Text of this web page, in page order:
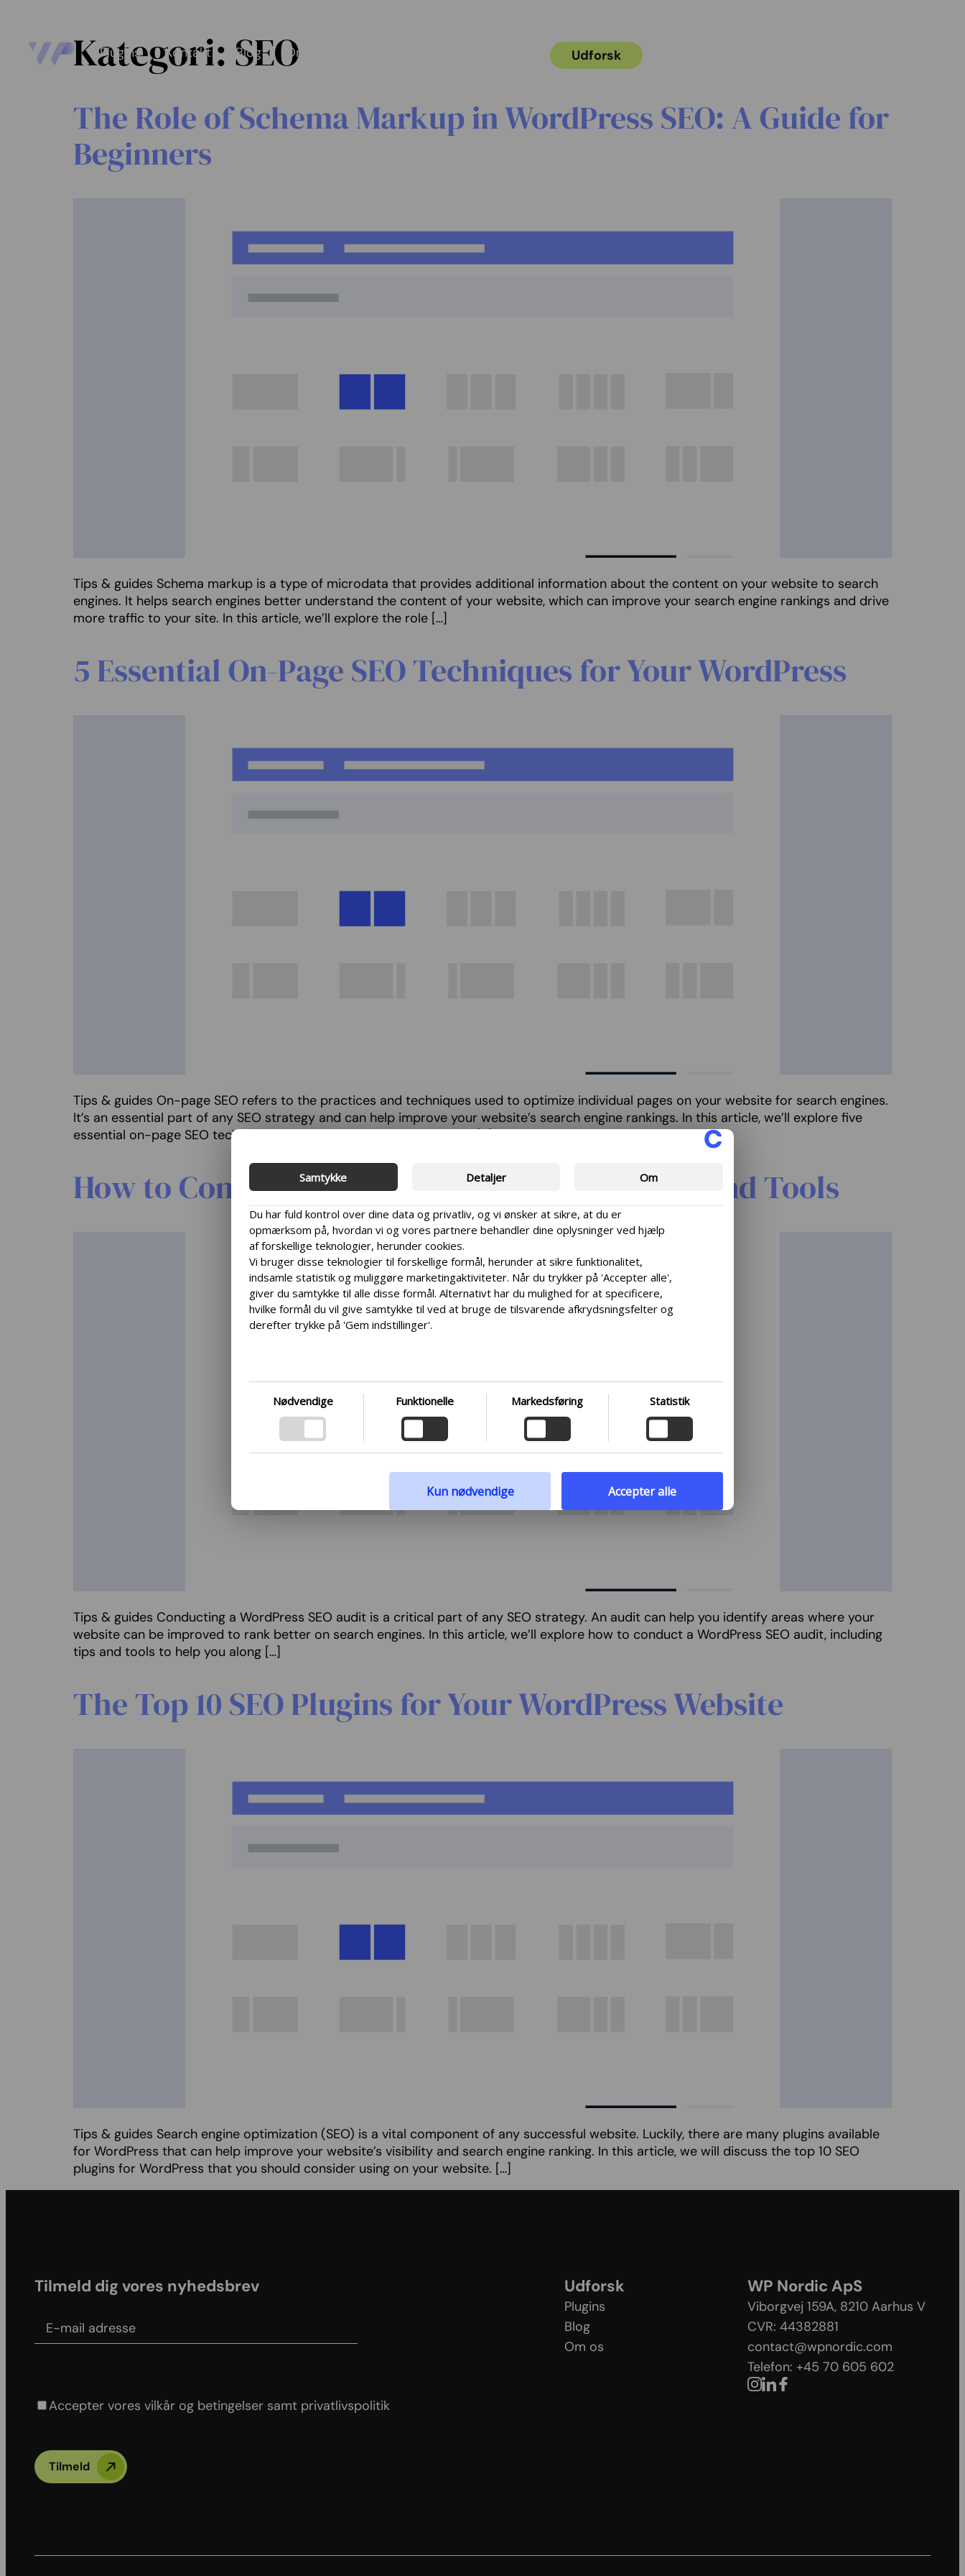
Plugins Kontakt Blog Om os Udforsk
Kategori: SEO
The Role of Schema Markup in WordPress SEO: A Guide for
Beginners
Tips & guides Schema markup is a type of microdata that provides additional information about the content on your website to search
engines. It helps search engines better understand the content of your website, which can improve your search engine rankings and drive
more traffic to your site. In this article, we’ll explore the role […]
5 Essential On-Page SEO Techniques for Your WordPress
Tips & guides On-page SEO refers to the practices and techniques used to optimize individual pages on your website for search engines.
It’s an essential part of any SEO strategy and can help improve your website’s search engine rankings. In this article, we’ll explore five
essential on-page SEO techniques for your WordPress site. What is […]
How to Conduct a WordPress SEO Audit: Tips and Tools
Tips & guides Conducting a WordPress SEO audit is a critical part of any SEO strategy. An audit can help you identify areas where your
website can be improved to rank better on search engines. In this article, we’ll explore how to conduct a WordPress SEO audit, including
tips and tools to help you along […]
The Top 10 SEO Plugins for Your WordPress Website
Tips & guides Search engine optimization (SEO) is a vital component of any successful website. Luckily, there are many plugins available
for WordPress that can help improve your website’s visibility and search engine ranking. In this article, we will discuss the top 10 SEO
plugins for WordPress that you should consider using on your website. […]
Tilmeld dig vores nyhedsbrev
Accepter vores vilkår og betingelser samt privatlivspolitik
Tilmeld
Udforsk
Plugins
Blog
Om os
WP Nordic ApS
Viborgvej 159A, 8210 Aarhus V​
CVR: 44382881
contact@wpnordic.com
Telefon: +45 70 605 602
Samtykke Detaljer Om
Du har fuld kontrol over dine data og privatliv, og vi ønsker at sikre, at du er
opmærksom på, hvordan vi og vores partnere behandler dine oplysninger ved hjælp
af forskellige teknologier, herunder cookies.
Vi bruger disse teknologier til forskellige formål, herunder at sikre funktionalitet,
indsamle statistik og muliggøre marketingaktiviteter. Når du trykker på 'Accepter alle',
giver du samtykke til alle disse formål. Alternativt har du mulighed for at specificere,
hvilke formål du vil give samtykke til ved at bruge de tilsvarende afkrydsningsfelter og
derefter trykke på 'Gem indstillinger'.
samt vores indsamling og behandling af personoplysninger, opfordrer vi dig til at læse
mere ved at følge det medfølgende link. Vi prioriterer gennemsigtighed og
respekterer dit behov for at være velinformeret.
Nødvendige Funktionelle Markedsføring Statistik
Kun nødvendige Accepter alle